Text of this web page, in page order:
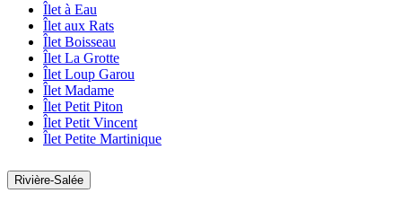
Îlet à Eau
Îlet aux Rats
Îlet Boisseau
Îlet La Grotte
Îlet Loup Garou
Îlet Madame
Îlet Petit Piton
Îlet Petit Vincent
Îlet Petite Martinique
Rivière-Salée